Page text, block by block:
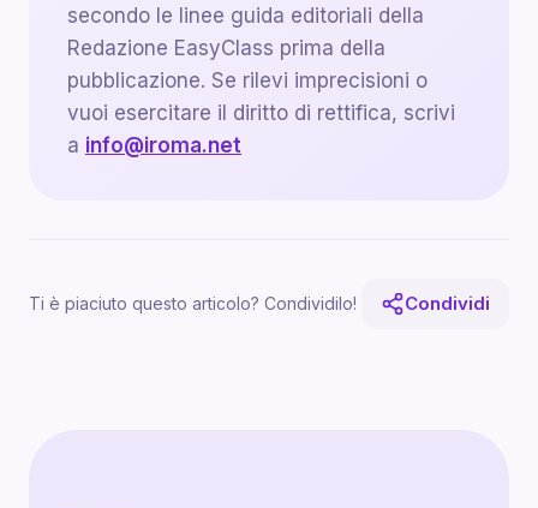
secondo le linee guida editoriali della
Redazione EasyClass prima della
pubblicazione. Se rilevi imprecisioni o
vuoi esercitare il diritto di rettifica, scrivi
a info@iroma.net
Ti è piaciuto questo articolo? Condividilo! Condividi